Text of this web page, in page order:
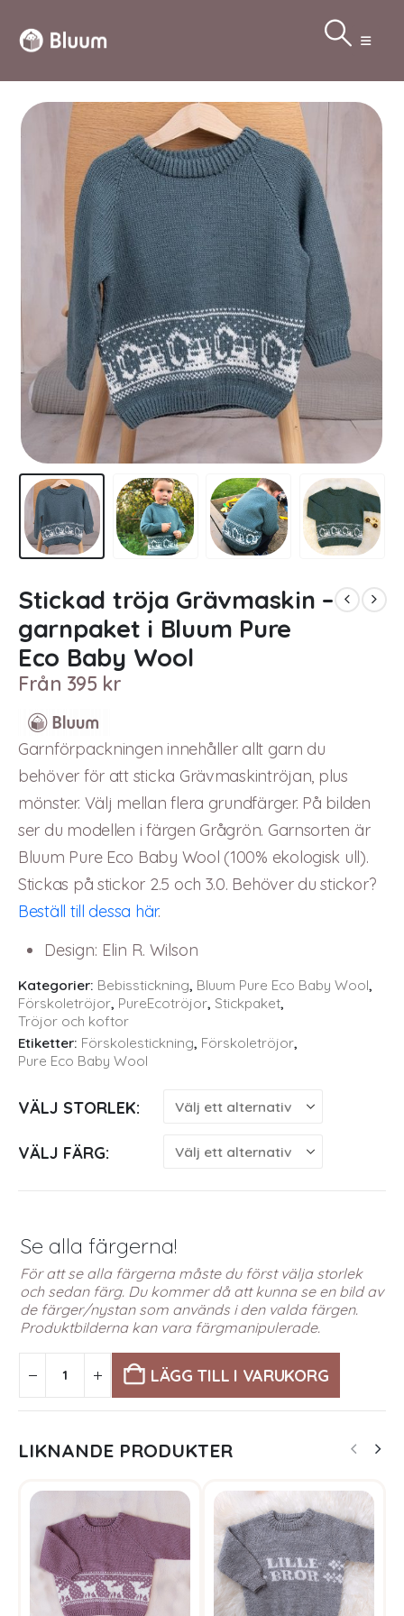
Stickad tröja Grävmaskin –
garnpaket i Bluum Pure
Eco Baby Wool
Från 395 kr
Garnförpackningen innehåller allt garn du
behöver för att sticka Grävmaskintröjan, plus
mönster. Välj mellan flera grundfärger. På bilden
ser du modellen i färgen Grågrön. Garnsorten är
Bluum Pure Eco Baby Wool (100% ekologisk ull).
Stickas på stickor 2.5 och 3.0. Behöver du stickor?
Beställ till dessa här.
Design: Elin R. Wilson
Kategorier: Bebisstickning, Bluum Pure Eco Baby Wool,
Förskoletröjor, PureEcotröjor, Stickpaket,
Tröjor och koftor
Etiketter: Förskolestickning, Förskoletröjor,
Pure Eco Baby Wool
VÄLJ STORLEK
VÄLJ FÄRG
Se alla färgerna!
För att se alla färgerna måste du först välja storlek
och sedan färg. Du kommer då att kunna se en bild av
de färger/nystan som används i den valda färgen.
Produktbilderna kan vara färgmanipulerade.
LÄGG TILL I VARUKORG
LIKNANDE PRODUKTER